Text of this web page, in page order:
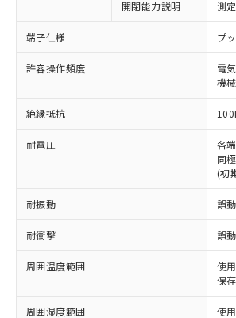
開閉能力説明 測
端子仕様 プ
許容操作頻度
電
機
絶縁抵抗
耐電圧
各
同
(初
耐振動 誤
耐衝撃 誤
周囲温度範囲
使
保
周囲湿度範囲 使
以下の条件をお読みいただき、
ご利用ください。
本サービスは、当社制御
商品の当社在庫状況およ
(税抜)を提供させていただ
当社制御機器事業取扱商
本サービスの対象外とな
ことをご了承ください。
在庫状況および標準価格照
記載している更新日時点
タに基づき作成されるも
覧された時点での実際の
準価格とは異なる場合が
正式な納期状況および標
様のお取引先、またはお
対応予定なし：EU RoHS指令
非含有に非対応の商品で、対応
定はありません。
非含有の対応状況を調査中また
非該当品：ライセンス料など無
害物質有無と関係のない商品で
仕入先様の事情により、非含有
いたものが、含有品と判明した
むを得ず変更することがありま
鉛(Pb) 1000ppm以下、 水銀(Hg)
(PBDE) 1000ppm以下、フタル酸ビス(2-
ル) (DEHP)(別名：DOP) 1000ppm以下、
ルベンジル（BBP） 1000ppm以下、フタ
（DBP） 1000ppm以下、フタル酸ジイ
※1 中国RoHS○×表
「○」：最大均質材料含有率が
基準値以下であることを示します
「×」：最大均質材料含有率が
基準値を超えていることを示し
「－」：未確認です。当社販売部
*中国RoHS10物質の基準値 (GB/T26572)
Pb(鉛) :1000ppm、 Hg(水銀) : 1000ppm
Cr(Ⅵ)(六価クロム) : 1000ppm、 PBBs(ポ
ニル類) : 1000ppm、 PBDEs(ポリ臭化ジ
DBP(フタル酸ジブチル) : 1000ppm、
イソブチル) : 1000ppm、 BBP(フタル酸
当社は、これら貴社製品
為替および外国貿易法に定
（以下｢規制貨物等」とい
または国外への提供する
国政府の輸出許可(または
当社は規制貨物を破棄す
全に破砕するなど、違法
いよう必要な手段を講じま
○ 一定数以上の在庫あり
△ 一定数には満たない